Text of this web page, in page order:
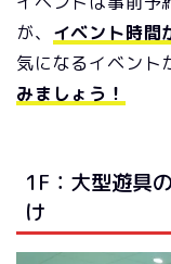
が、 イベント時間
気になるイベント
みましょう！
1F：大型遊具
け